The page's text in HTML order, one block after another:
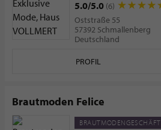
5.0/5.0 (6)
Oststraße 55
57392 Schmallenberg
Deutschland
PROFIL
Brautmoden Felice
BRAUTMODENGESCHÄFT